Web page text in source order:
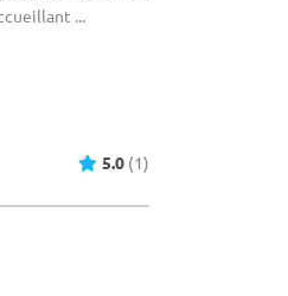
...
5.0 (1)